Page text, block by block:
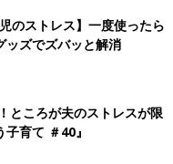
応じてどれかのドーシャ
ャがあなたのドーシャタ
プに合わせたライフスタ
近くなり、心身ともに
のです。
のストレス】一度使ったら
ッズでズバッと解消
ところが夫のストレスが限
育て ＃40』